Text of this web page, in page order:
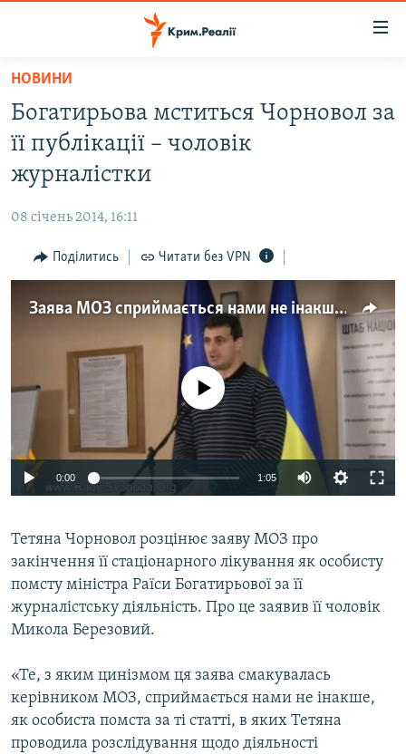
Перейти
основного
матеріалу
Перейти
до
основної
Перейти
до
пошуку
ВОДА.КРИМ
ВІДЕО ТА ФОТО
БЛОГИ
ПОГЛЯД
СПЕЦПРОЕКТИ
ДЕПОРТАЦІЯ
СВІДЧЕННЯ ОКУПАЦІЇ
УКРАЇНСЬКА ПРОБЛЕМА КРИМУ
ЯК ОБІЙТИ БЛОКУВАННЯ
Русский
Qırımtatar
Усі сайти RFE/RL
НОВИНИ
Богатирьова мститься Чорновол за
її публікації – чоловік
журналістки
08 січень 2014, 16:11
Поділитись Читати без VPN
Заява МОЗ сприймається нами не інакше як помста – чоловік Чорновол
No media source currently available
0:00 1:05
Тетяна Чорновол розцінює заяву МОЗ про
закінчення її стаціонарного лікування як особисту
помсту міністра Раїси Богатирьової за її
журналістську діяльність. Про це заявив її чоловік
Микола Березовий.
«Те, з яким цинізмом ця заява смакувалась
керівником МОЗ, сприймається нами не інакше,
як особиста помста за ті статті, в яких Тетяна
проводила розслідування щодо діяльності